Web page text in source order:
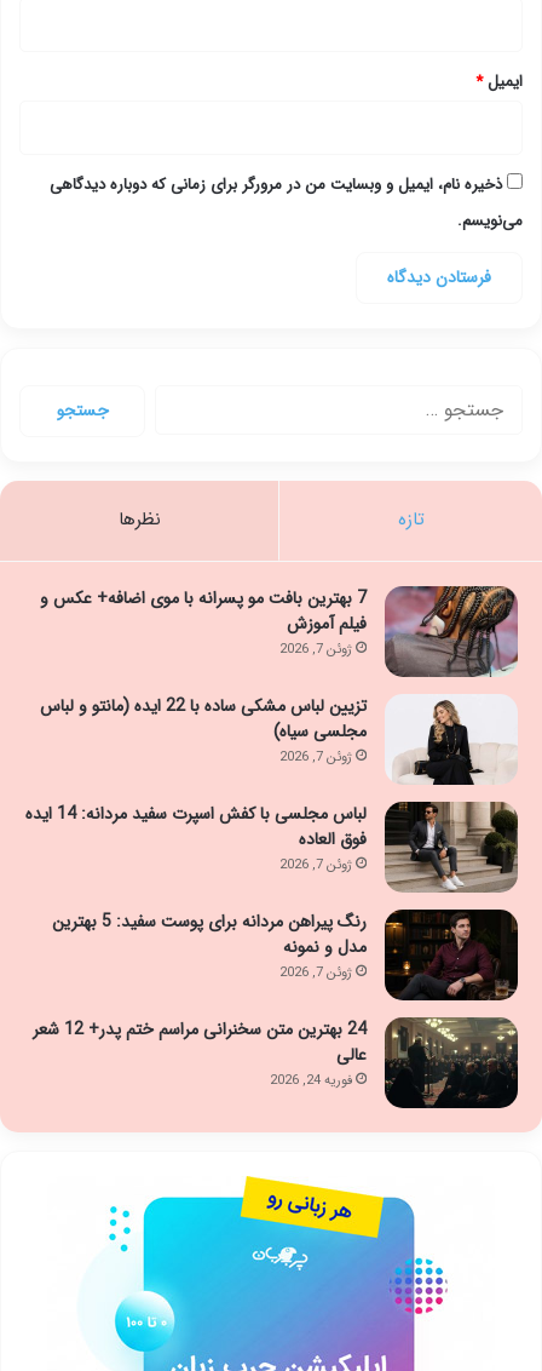
ایمیل*
ذخیره نام، ایمیل و وبسایت من در مرورگر برای زمانی که دوباره دیدگاهی
می‌نویسم.
تازه نظرها
7 بهترین بافت مو پسرانه با موی اضافه+ عکس و
فیلم آموزش
ژوئن 7, 2026
تزیین لباس مشکی ساده با 22 ایده (مانتو و لباس
مجلسی سیاه)
ژوئن 7, 2026
لباس مجلسی با کفش اسپرت سفید مردانه: 14 ایده
فوق العاده
ژوئن 7, 2026
رنگ پیراهن مردانه برای پوست سفید: 5 بهترین
مدل و نمونه
ژوئن 7, 2026
24 بهترین متن سخنرانی مراسم ختم پدر+ 12 شعر
عالی
فوریه 24, 2026